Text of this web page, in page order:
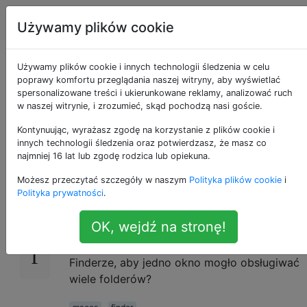
Apple Tagi
Czy w Finderze
można mieć
zakładki?
9
Często muszę otwierać wiele okien
pulpit jest zagracony.
Czy jest jakiś sposób na uzyskanie kart w
Finderze, aby jedno okno mogło obsługiwać
wiele folderów?
Używamy plików cookie
Używamy plików cookie i innych technologii śledzenia w celu
poprawy komfortu przeglądania naszej witryny, aby wyświetlać
spersonalizowane treści i ukierunkowane reklamy, analizować ruch
w naszej witrynie, i zrozumieć, skąd pochodzą nasi goście.
Kontynuując, wyrażasz zgodę na korzystanie z plików cookie i
innych technologii śledzenia oraz potwierdzasz, że masz co
najmniej 16 lat lub zgodę rodzica lub opiekuna.
Możesz przeczytać szczegóły w naszym Polityka plików cookie i
Polityka prywatności.
OK, wejdź na stronę!